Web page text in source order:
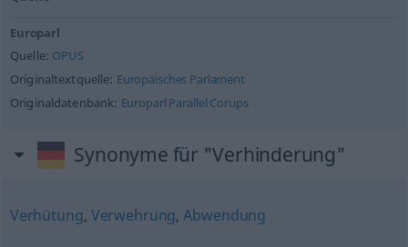
Europarl
Quelle: OPUS
Originaltextquelle: Europäisches Parlament
Originaldatenbank: Europarl Parallel Corups
Synonyme für "Verhinderung"
Verhütung, Verwehrung,Abwendung